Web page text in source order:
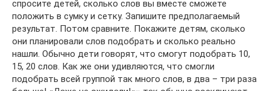
спросите детей, сколько слов вы вместе сможете
положить в сумку и сетку. Запишите предполагаемый
результат. Потом сравните. Покажите детям, сколько
они планировали слов подобрать и сколько реально
нашли. Обычно дети говорят, что смогут подобрать 10,
15, 20 слов. Как же они удивляются, что смогли
подобрать всей группой так много слов, в два – три раза